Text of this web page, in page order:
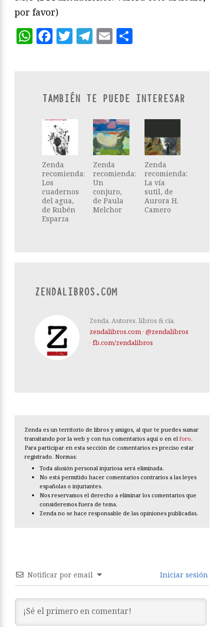
por favor)
WhatsApp
Facebook
Twitter
Telegram
Email
TAMBIÉN TE PUEDE INTERESAR
Zenda
recomienda:
Los
cuadernos
del agua,
de Rubén
Esparza
Zenda
recomienda:
Un
conjuro,
de Paula
Melchor
Zenda
recomienda:
La vía
sutil, de
Aurora H.
Camero
ZENDALIBROS.COM
Zenda. Autores, libros & cía.
zendalibros.com · @zendalibros
· fb.com/zendalibros
Zenda es un territorio de libros y amigos, al que te puedes sumar
transitando por la web y con tus comentarios aquí o en el foro.
Para participar en esta sección de comentarios es preciso estar
registrado. Normas:
Toda alusión personal injuriosa será eliminada.
No está permitido hacer comentarios contrarios a las leyes
españolas o injuriantes.
Nos reservamos el derecho a eliminar los comentarios que
consideremos fuera de tema.
Zenda no se hace responsable de las opiniones publicadas.
Notificar por email Iniciar sesión